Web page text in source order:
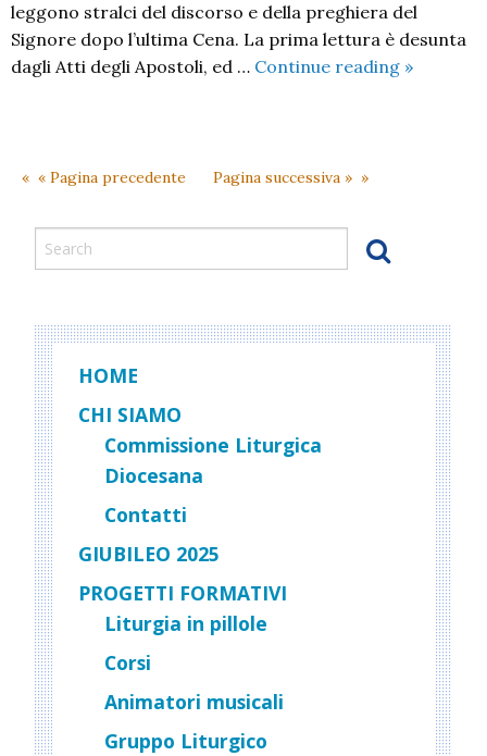
leggono stralci del discorso e della preghiera del
Signore dopo l’ultima Cena. La prima lettura è desunta
dagli Atti degli Apostoli, ed … Continue reading »
« Pagina precedente Pagina successiva »
HOME
CHI SIAMO
Commissione Liturgica
Diocesana
Contatti
GIUBILEO 2025
PROGETTI FORMATIVI
Liturgia in pillole
Corsi
Animatori musicali
Gruppo Liturgico